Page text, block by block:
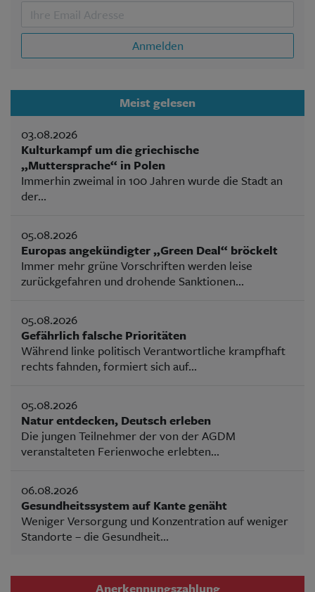
Anmelden
Meist gelesen
03.08.2026
Kulturkampf um die griechische
„Muttersprache“ in Polen
Immerhin zweimal in 100 Jahren wurde die Stadt an
der...
05.08.2026
Europas angekündigter „Green Deal“ bröckelt
Immer mehr grüne Vorschriften werden leise
zurückgefahren und drohende Sanktionen...
05.08.2026
Gefährlich falsche Prioritäten
Während linke politisch Verantwortliche krampfhaft
rechts fahnden, formiert sich auf...
05.08.2026
Natur entdecken, Deutsch erleben
Die jungen Teilnehmer der von der AGDM
veranstalteten Ferienwoche erlebten...
06.08.2026
Gesundheitssystem auf Kante genäht
Weniger Versorgung und Konzentration auf weniger
Standorte – die Gesundheit...
Anerkennungszahlung